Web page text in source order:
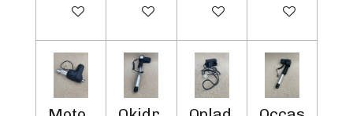
In winkelwagenIn winkelwagenIn winkelwagenHoud mij op